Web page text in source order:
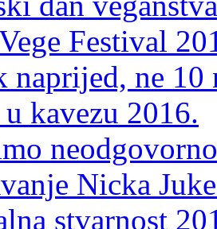
Festival
naprijed, ne 10
kavezu 2016.
Nicka
stvarnost